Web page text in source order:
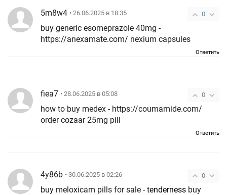
0
5m8w4 • 26.06.2025 в 18:35
buy generic esomeprazole 40mg -
https://anexamate.com/ nexium capsules
Ответить
0
fiea7 • 28.06.2025 в 05:08
how to buy medex - https://coumamide.com/
order cozaar 25mg pill
Ответить
0
4y86b • 30.06.2025 в 02:26
buy meloxicam pills for sale -tenderness